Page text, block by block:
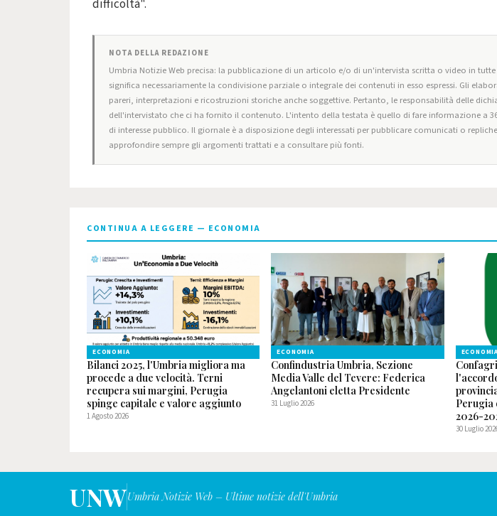
difficoltà".
NOTA DELLA REDAZIONE
Umbria Notizie Web precisa: la pubblicazione di un articolo e/o di un'intervista scritta o video in
significa necessariamente la condivisione parziale o integrale dei contenuti in esso espressi. Gli
pareri, interpretazioni e ricostruzioni storiche anche soggettive. Pertanto, le responsabilità delle
dell'intervistato che ci ha fornito il contenuto. L'intento della testata è quello di fare informazione a
di interesse pubblico. Il giornale è a disposizione degli interessati per pubblicare comunicati o
approfondire sempre gli argomenti trattati e a consultare più fonti.
CONTINUA A LEGGERE — ECONOMIA
ECONOMIA
Bilanci 2025, l'Umbria migliora ma
procede a due velocità. Terni
recupera sui margini, Perugia
spinge capitale e valore aggiunto
1 Agosto 2026
ECONOMIA
Confindustria Umbria, Sezione
Media Valle del Tevere: Federica
Angelantoni eletta Presidente
31 Luglio 2026
Perugia
2026-
30 Luglio
UNWUmbria Notizie Web – Ultime notizie dell'Umbria